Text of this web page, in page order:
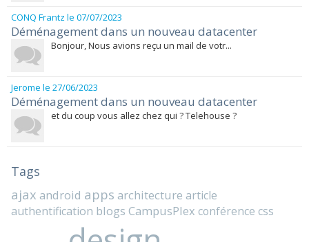
CONQ Frantz le 07/07/2023
Déménagement dans un nouveau datacenter
Bonjour, Nous avions reçu un mail de votr...
Jerome le 27/06/2023
Déménagement dans un nouveau datacenter
et du coup vous allez chez qui ? Telehouse ?
Tags
ajax android apps architecture article
authentification blogs CampusPlex conférence css